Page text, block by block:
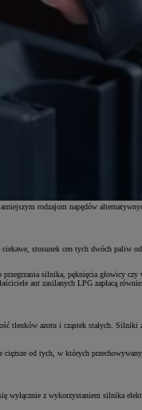
rodzajom napędów
stosunek cen tych dwóch paliw
silnika, pęknięcia głowicy
aut zasilanych LPG zapłacą
tlenków azotu i cząstek stałych. Silniki
od tych, w których
z wykorzystaniem silnika